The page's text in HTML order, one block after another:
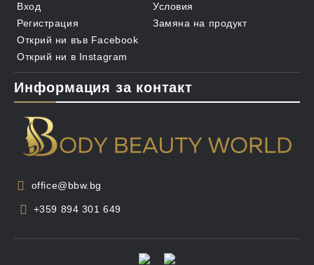
Вход
Регистрация
Условия
Замяна на продукт
Открий ни във Facebook
Открий ни в Instagram
Информация за контакт
office@bbw.bg
+359 894 301 649